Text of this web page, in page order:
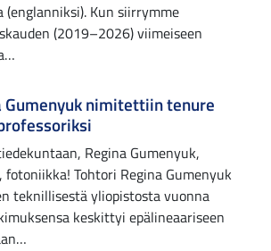
Kun siirrymme
(2019–2026) viimeiseen
Gumenyuk nimitettiin tenure
Regina Gumenyuk,
fotoniikka! Tohtori Regina Gumenyuk
teknillisestä yliopistosta vuonna
keskittyi epälineaariseen